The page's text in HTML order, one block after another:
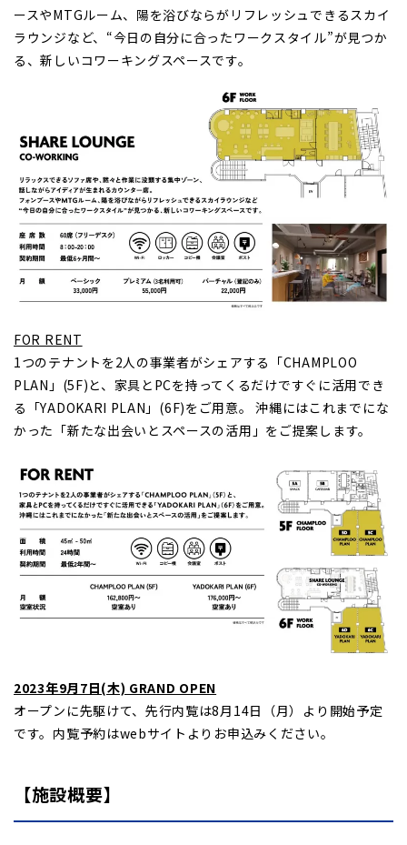
ースやMTGルーム、陽を浴びならがリフレッシュできるスカイ
ラウンジなど、“今日の自分に合ったワークスタイル”が見つか
る、新しいコワーキングスペースです。
FOR RENT
1つのテナントを2人の事業者がシェアする「CHAMPLOO
PLAN」(5F)と、家具とPCを持ってくるだけですぐに活用でき
る「YADOKARI PLAN」(6F)をご用意。 沖縄にはこれまでにな
かった「新たな出会いとスペースの活用」をご提案します。
2023年9月7日(木) GRAND OPEN
オープンに先駆けて、先行内覧は8月14日（月）より開始予定
です。内覧予約はwebサイトよりお申込みください。
【施設概要】